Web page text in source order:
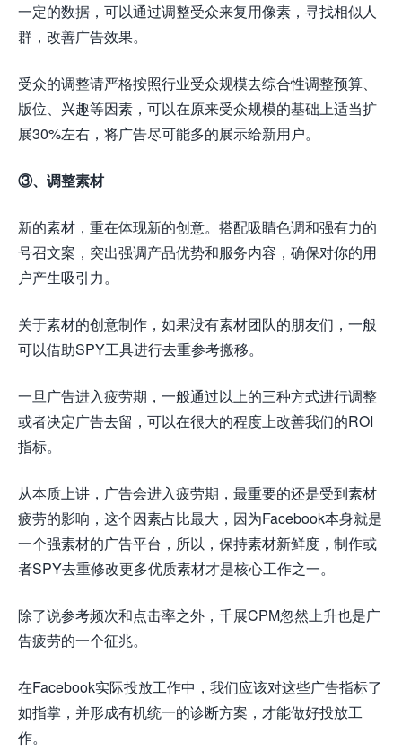
一定的数据，可以通过调整受众来复用像素，寻找相似人
群，改善广告效果。
受众的调整请严格按照行业受众规模去综合性调整预算、
版位、兴趣等因素，可以在原来受众规模的基础上适当扩
展30%左右，将广告尽可能多的展示给新用户。
③、调整素材
新的素材，重在体现新的创意。搭配吸睛色调和强有力的
号召文案，突出强调产品优势和服务内容，确保对你的用
户产生吸引力。
关于素材的创意制作，如果没有素材团队的朋友们，一般
可以借助SPY工具进行去重参考搬移。
一旦广告进入疲劳期，一般通过以上的三种方式进行调整
或者决定广告去留，可以在很大的程度上改善我们的ROI
指标。
从本质上讲，广告会进入疲劳期，最重要的还是受到素材
疲劳的影响，这个因素占比最大，因为Facebook本身就是
一个强素材的广告平台，所以，保持素材新鲜度，制作或
者SPY去重修改更多优质素材才是核心工作之一。
除了说参考频次和点击率之外，千展CPM忽然上升也是广
告疲劳的一个征兆。
在Facebook实际投放工作中，我们应该对这些广告指标了
如指掌，并形成有机统一的诊断方案，才能做好投放工
作。